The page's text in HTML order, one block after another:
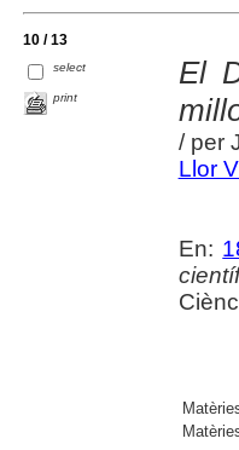
10 / 13
select
print
El
/ per
Llor
En: